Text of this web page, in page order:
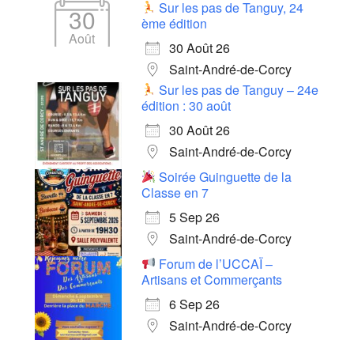
30
Août
Sur les pas de Tanguy, 24
ème édition
30 Août 26
Saint-André-de-Corcy
Sur les pas de Tanguy – 24e
édition : 30 août
30 Août 26
Saint-André-de-Corcy
Soirée Guinguette de la
Classe en 7
5 Sep 26
Saint-André-de-Corcy
Forum de l’UCCAÏ –
Artisans et Commerçants
6 Sep 26
Saint-André-de-Corcy